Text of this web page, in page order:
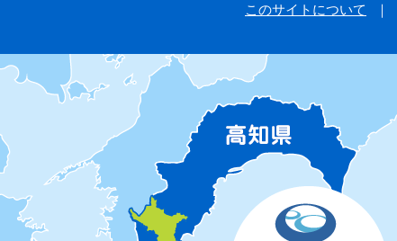
このサイトについて